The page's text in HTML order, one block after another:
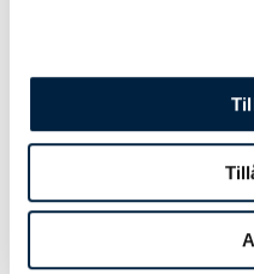
Mörkgrå
Silver
Mörkgrön
Blå